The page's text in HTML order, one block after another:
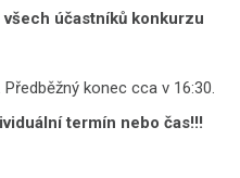
účastníků konkurzu
konec cca v 16:30.
termín nebo čas!!!